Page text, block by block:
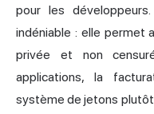
pour les
indéniable : elle permet
privée et non
applications, la
système de jetons